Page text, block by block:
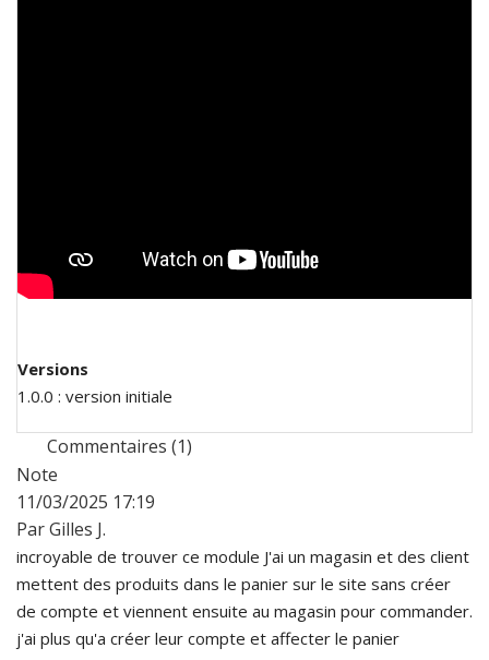
Versions
1.0.0 : version initiale
Commentaires (1)
Note
11/03/2025 17:19
Par Gilles J.
incroyable de trouver ce module J'ai un magasin et des client
mettent des produits dans le panier sur le site sans créer
de compte et viennent ensuite au magasin pour commander.
j'ai plus qu'a créer leur compte et affecter le panier